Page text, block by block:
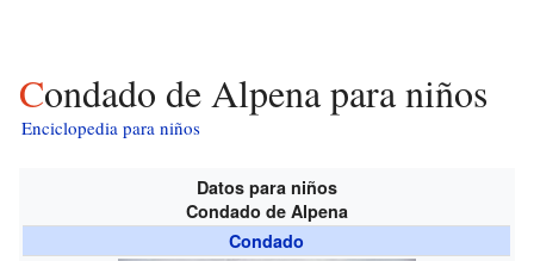
Condado de Alpena para niños
Enciclopedia para niños
Datos para niños
Condado de Alpena
Condado